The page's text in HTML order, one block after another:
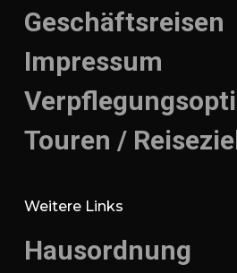
Geschäftsreisen
Impressum
Touren /
Weitere Links
Hausordnung